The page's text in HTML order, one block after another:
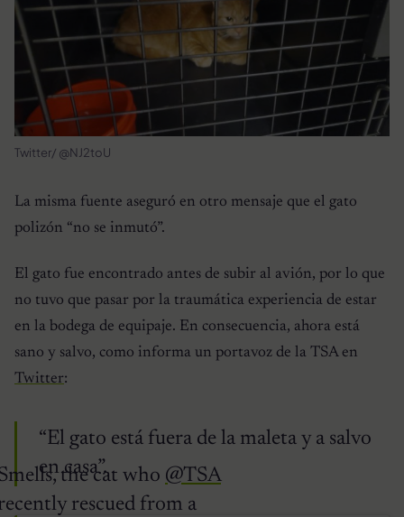
Twitter/ @NJ2toU
La misma fuente aseguró en otro mensaje que el gato
polizón “no se inmutó”.
El gato fue encontrado antes de subir al avión, por lo que
no tuvo que pasar por la traumática experiencia de estar
en la bodega de equipaje. En consecuencia, ahora está
sano y salvo, como informa un portavoz de la TSA en
Twitter:
“El gato está fuera de la maleta y a salvo
en casa”.
the cat who @TSA
rescued from a